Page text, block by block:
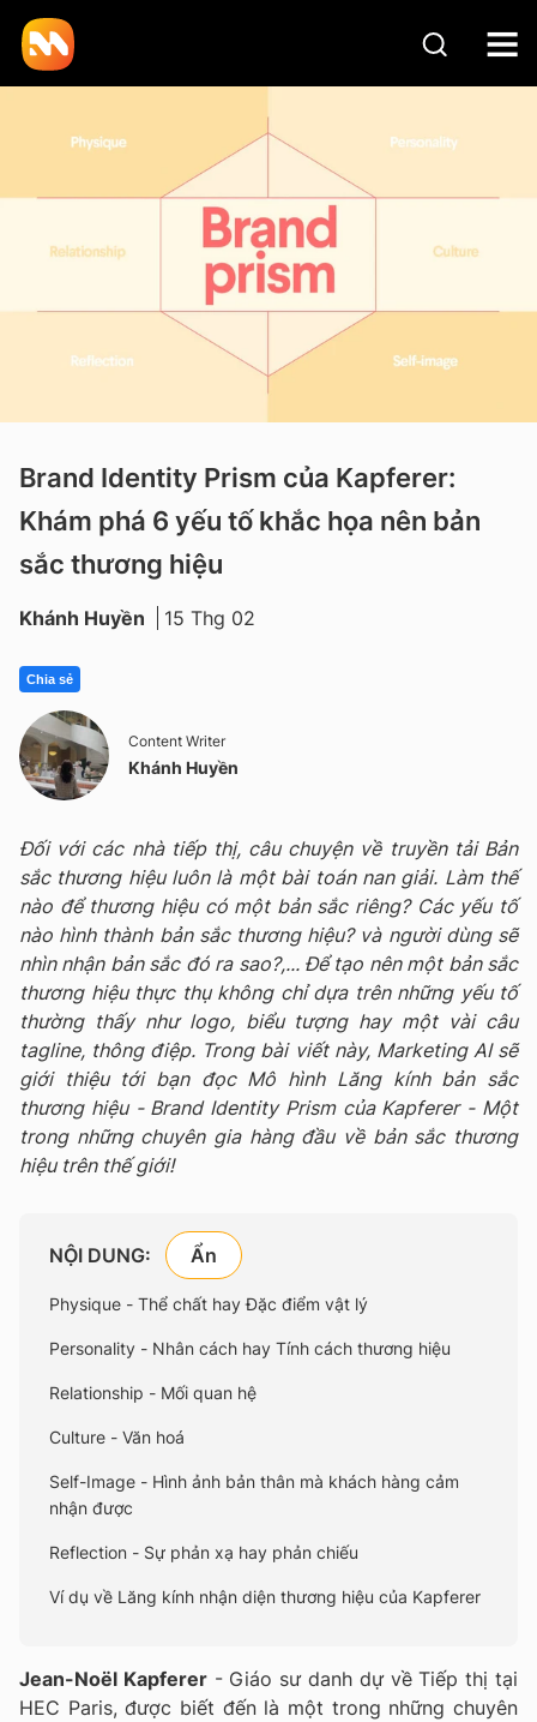
Brand Identity Prism của Kapferer:
Khám phá 6 yếu tố khắc họa nên bản
sắc thương hiệu
Khánh Huyền 15 Thg 02
Chia sẻ
Content Writer
Khánh Huyền
Đối với các nhà tiếp thị, câu chuyện về truyền tải Bản
sắc thương hiệu luôn là một bài toán nan giải. Làm thế
nào để thương hiệu có một bản sắc riêng? Các yếu tố
nào hình thành bản sắc thương hiệu? và người dùng sẽ
nhìn nhận bản sắc đó ra sao?,... Để tạo nên một bản sắc
thương hiệu thực thụ không chỉ dựa trên những yếu tố
thường thấy như logo, biểu tượng hay một vài câu
tagline, thông điệp. Trong bài viết này, Marketing AI sẽ
giới thiệu tới bạn đọc Mô hình Lăng kính bản sắc
thương hiệu - Brand Identity Prism của Kapferer - Một
trong những chuyên gia hàng đầu về bản sắc thương
hiệu trên thế giới!
NỘI DUNG:
Physique - Thể chất hay Đặc điểm vật lý
Personality - Nhân cách hay Tính cách thương hiệu
Relationship - Mối quan hệ
Culture - Văn hoá
Self-Image - Hình ảnh bản thân mà khách hàng cảm
nhận được
Reflection - Sự phản xạ hay phản chiếu
Ví dụ về Lăng kính nhận diện thương hiệu của Kapferer
Jean-Noël Kapferer- Giáo sư danh dự về Tiếp thị tại
HEC Paris, được biết đến là một trong những chuyên